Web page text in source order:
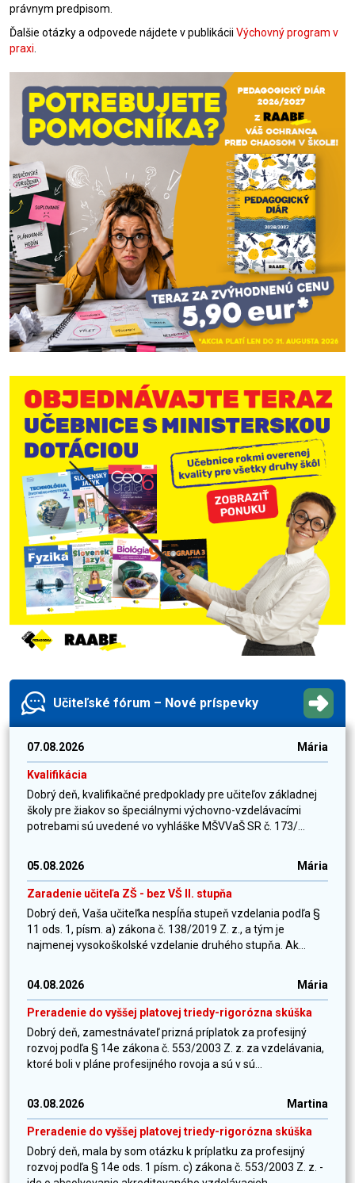
právnym predpisom.
Ďalšie otázky a odpovede nájdete v publikácii Výchovný program v
praxi
Učiteľské fórum – Nové príspevky
07.08.2026 Mária
Kvalifikácia
Dobrý deň, kvalifikačné predpoklady pre učiteľov základnej
školy pre žiakov so špeciálnymi výchovno-vzdelávacími
potrebami sú uvedené vo vyhláške MŠVVaŠ SR č. 173/...
05.08.2026 Mária
Zaradenie učiteľa ZŠ - bez VŠ II. stupňa
Dobrý deň, Vaša učiteľka nespĺňa stupeň vzdelania podľa §
11 ods. 1, písm. a) zákona č. 138/2019 Z. z., a tým je
najmenej vysokoškolské vzdelanie druhého stupňa. Ak...
04.08.2026 Mária
Preradenie do vyššej platovej triedy-rigorózna skúška
Dobrý deň, zamestnávateľ prizná príplatok za profesijný
rozvoj podľa § 14e zákona č. 553/2003 Z. z. za vzdelávania,
ktoré boli v pláne profesijného rovoja a sú v sú...
03.08.2026 Martina
Preradenie do vyššej platovej triedy-rigorózna skúška
Dobrý deň, mala by som otázku k príplatku za profesijný
rozvoj podľa § 14e ods. 1 písm. c) zákona č. 553/2003 Z. z. -